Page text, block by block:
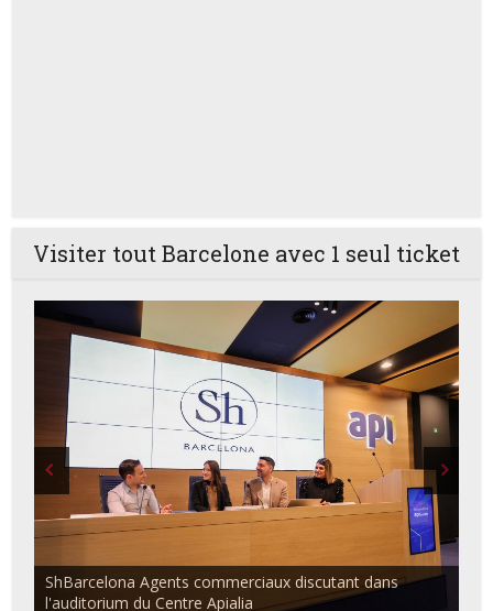
Visiter tout Barcelone avec 1 seul ticket
ShBarcelona Agents commerciaux discutant dans
l'auditorium du Centre Apialia